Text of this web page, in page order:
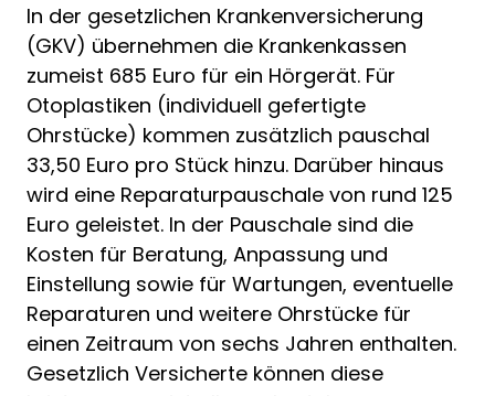
In der gesetzlichen Krankenversicherung
(GKV) übernehmen die Krankenkassen
zumeist 685 Euro für ein Hörgerät. Für
Otoplastiken (individuell gefertigte
Ohrstücke) kommen zusätzlich pauschal
33,50 Euro pro Stück hinzu. Darüber hinaus
wird eine Reparaturpauschale von rund 125
Euro geleistet. In der Pauschale sind die
Kosten für Beratung, Anpassung und
Einstellung sowie für Wartungen, eventuelle
Reparaturen und weitere Ohrstücke für
einen Zeitraum von sechs Jahren enthalten.
Gesetzlich Versicherte können diese